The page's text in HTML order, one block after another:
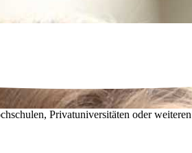
Privatuniversitäten oder